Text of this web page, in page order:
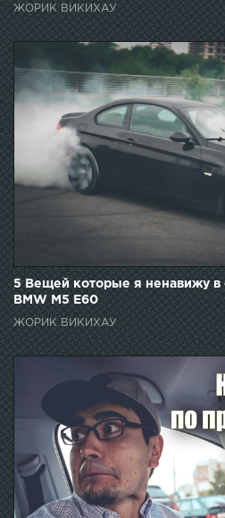
ЖОРИК ВИКИХАУ
5 Вещей которые я ненавижу в
BMW M5 E60
ЖОРИК ВИКИХАУ